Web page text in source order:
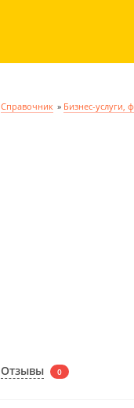
Справочник » Бизнес-услуги,
Отзывы 0